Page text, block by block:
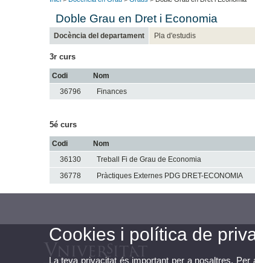
Doble Grau en Dret i Economia
Docència del departament Pla d'estudis
3r curs
Codi Nom
36796 Finances
5é curs
Codi Nom
36130 Treball Fi de Grau de Economia
36778
Pràctiques Externes PDG DRET-ECONOMIA
Cookies i política de
La teva privacitat és important per a nosaltres.